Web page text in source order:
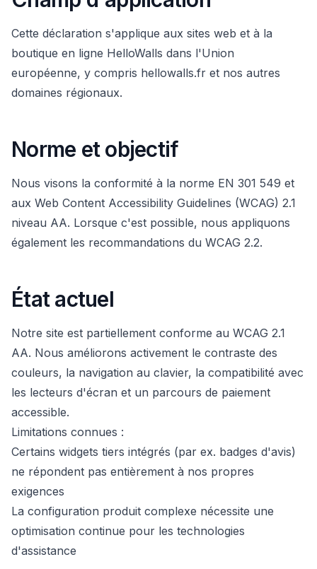
Cette déclaration s'applique aux sites web et à la
boutique en ligne HelloWalls dans l'Union
européenne, y compris hellowalls.fr et nos autres
domaines régionaux.
Norme et objectif
Nous visons la conformité à la norme EN 301 549 et
aux Web Content Accessibility Guidelines (WCAG) 2.1
niveau AA. Lorsque c'est possible, nous appliquons
également les recommandations du WCAG 2.2.
État actuel
Notre site est partiellement conforme au WCAG 2.1
AA. Nous améliorons activement le contraste des
couleurs, la navigation au clavier, la compatibilité avec
les lecteurs d'écran et un parcours de paiement
accessible.
Limitations connues :
Certains widgets tiers intégrés (par ex. badges d'avis)
ne répondent pas entièrement à nos propres
exigences
La configuration produit complexe nécessite une
optimisation continue pour les technologies
d'assistance